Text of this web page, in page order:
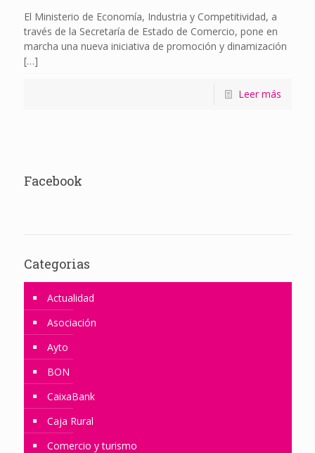
El Ministerio de Economía, Industria y Competitividad, a
través de la Secretaría de Estado de Comercio, pone en
marcha una nueva iniciativa de promoción y dinamización
[…]
Leer más
Facebook
Categorias
Actualidad
Asociación
Ayto
BON
CaixaBank
Caja Rural
Comercio y turismo